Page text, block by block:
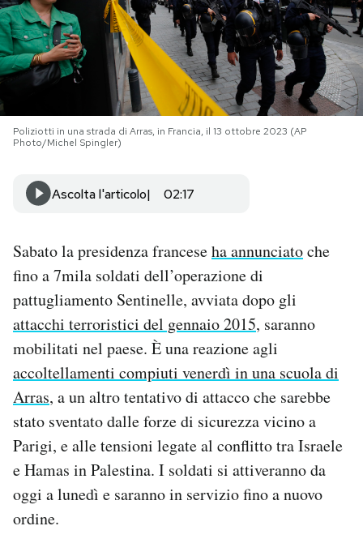
NEWSLETTER
I MIEI PREFERITI
SHOP
Area Personale
Newsletter
Notifiche mobile
Regala il Post
Hai bisogno di aiuto?
Poliziotti in una strada di Arras, in Francia, il 13 ottobre 2023 (AP
Photo/Michel Spingler)
Ascolta l'articolo 02:17
Sabato la presidenza franceseha annunciatoche
fino a 7mila soldati dell’operazione di
pattugliamento Sentinelle, avviata dopo gli
attacchi terroristici del gennaio 2015, saranno
mobilitati nel paese. È una reazione agli
accoltellamenti compiuti venerdì in una scuola di
Arras, a un altro tentativo di attacco che sarebbe
stato sventato dalle forze di sicurezza vicino a
Parigi, e alle tensioni legate al conflitto tra Israele
e Hamas in Palestina. I soldati si attiveranno da
oggi a lunedì e saranno in servizio fino a nuovo
ordine.